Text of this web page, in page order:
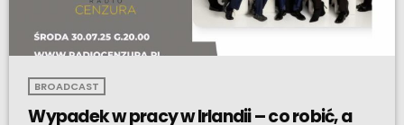
BROADCAST
Wypadek w pracy w Irlandii – co robić, a